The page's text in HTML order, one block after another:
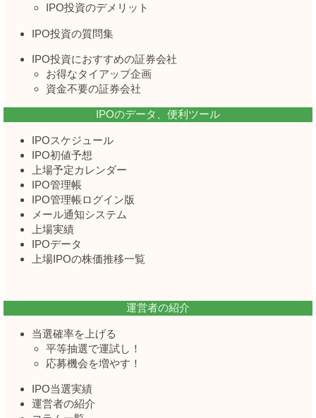
IPO投資のデメリット
IPO投資の質問集
IPO投資におすすめの証券会社
お得なタイアップ企画
資金不要の証券会社
IPOのデータ、便利ツール
IPOスケジュール
IPO初値予想
上場予定カレンダー
IPO管理帳
IPO管理帳ログイン版
メール通知システム
上場実績
IPOデータ
上場IPOの株価推移一覧
運営者の紹介
当選確率を上げる
平等抽選で運試し！
応募機会を増やす！
IPO当選実績
運営者の紹介